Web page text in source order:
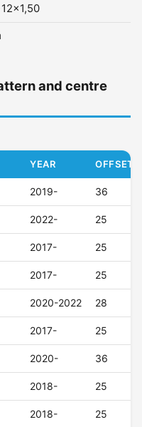
and centre
YEAR OFFSET
2019- 36
2022- 25
2017- 25
2017- 25
2020-2022 28
2017- 25
2020- 36
2018- 25
2018- 25